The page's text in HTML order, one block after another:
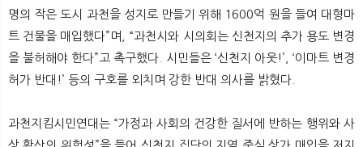
명의 작은 도시 과천을 성지로 만들기 위해 1600억 원을 들여 대형마
트 건물을 매입했다”며, “과천시와 시의회는 신천지의 추가 용도 변경
을 불허해야 한다”고 촉구했다. 시민들은 ‘신천지 아웃!’, ‘이마트 변경
허가 반대!’ 등의 구호를 외치며 강한 반대 의사를 밝혔다.
과천지킴시민연대는 “가정과 사회의 건강한 질서에 반하는 행위와 사